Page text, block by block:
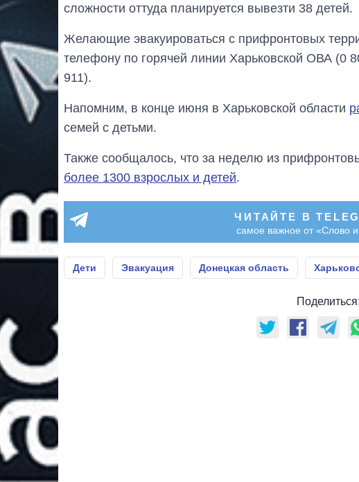
сложности оттуда планируется вывезти 38 детей.
Желающие эвакуироваться с прифронтовых
телефону по горячей линии Харьковской ОВА (0
911).
Напомним, в конце июня в Харьковской области
семей с детьми.
Также сообщалось, что за неделю из
более 1300 взрослых и детей.
ЧИТАЙТЕ В
самое важное от «Слово
Дети Эвакуация Донецкая область
Поделиться: